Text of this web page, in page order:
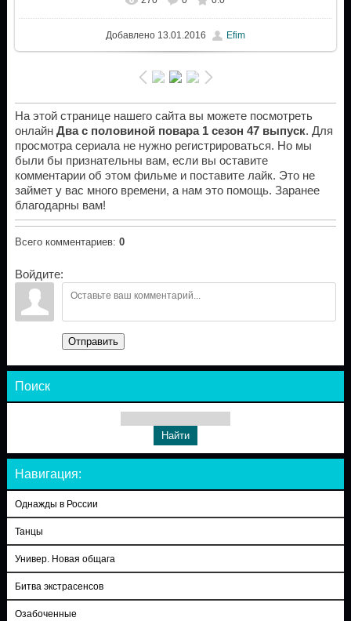
Добавлено13.01.2016 Efim
На этой странице нашего сайта вы можете посмотреть
онлайн Два с половиной повара 1 сезон 47 выпуск. Для
просмотра сериала не нужно регистрироваться. Но мы
были бы признательны вам, если вы оставите
комментарии об этом фильме и поставите лайк. Это не
займет у вас много времени, а нам это помощь. Заранее
благодарны вам!
Всего комментариев: 0
Войдите:
Отправить
Поиск
Навигация:
Однажды в России
Танцы
Универ. Новая общага
Битва экстрасенсов
Озабоченные